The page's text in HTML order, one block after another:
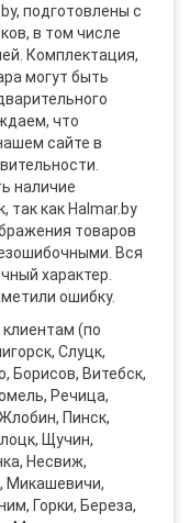
подготовлены с
в том числе
Комплектация,
могут быть
что
сайте в
наличие
так как Halmar.by
товаров
Вся
характер.
ошибку.
(по
Слуцк,
Борисов, Витебск,
Речица,
Пинск,
Щучин,
Несвиж,
Микашевичи,
Горки, Береза,